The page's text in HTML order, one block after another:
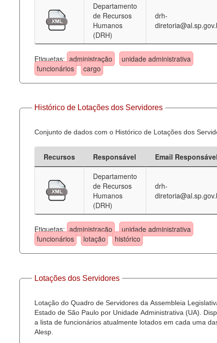
Administração
Legislação
Agenda
Perguntas frequentes
Contato
Departamento
de Recursos
Humanos
(DRH)
drh-
Etiquetas: administração
unidade administrativa
funcionários
cargo
Histórico de Lotações dos Servidores
Conjunto de dados com o Histórico de Lotações dos
Recursos Responsável
Email
Departamento
de Recursos
Humanos
(DRH)
drh-
Etiquetas: administração
unidade administrativa
funcionários
lotação histórico
Lotações dos Servidores
Lotação do Quadro de Servidores da Assembleia
Estado de São Paulo por Unidade Administrativa (UA).
a lista de funcionários atualmente lotados em cada uma
Alesp.